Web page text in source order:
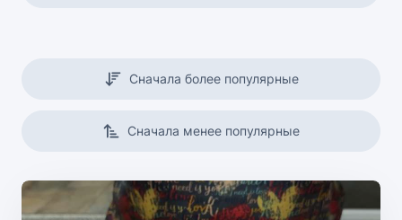
Сначала более популярные
Сначала менее популярные